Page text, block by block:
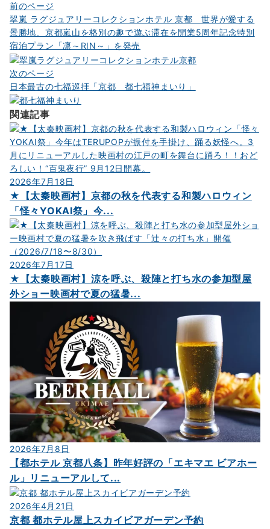
投
稿
ナ
ビ
ゲ
ー
シ
ョ
ン
前のページ
翠嵐 ラグジュアリーコレクションホテル 京都 世界が愛する
景勝地、京都嵐山を格別の趣で遊ぶ滞在を開業5周年記念特別
宿泊プラン「凛～RIN～」を発売
次のページ
日本最古の七福巡拝「京都 都七福神まいり」
関連記事
2026年7月18日
★【太秦映画村】京都の秋を代表する和製ハロウィン
「怪々YOKAI祭」 今...
2026年7月17日
★【太秦映画村】涼を呼ぶ、殺陣と打ち水の参加型屋
外ショー映画村で夏の猛暑...
2026年7月8日
【都ホテル 京都八条】昨年好評の「エキマエ ビアホー
ル」リニューアルして...
2026年4月21日
京都 都ホテル屋上スカイビアガーデン予約